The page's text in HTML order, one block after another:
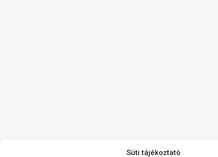
Süti tájékoztató